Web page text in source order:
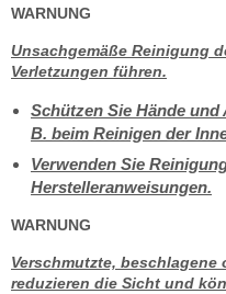
WARNUNG
Unsachgemäße Reinigung
Verletzungen führen.
Schützen Sie Hände
B. beim Reinigen der
Verwenden Sie
Herstelleranweisungen.
WARNUNG
Verschmutzte,
reduzieren die Sicht und